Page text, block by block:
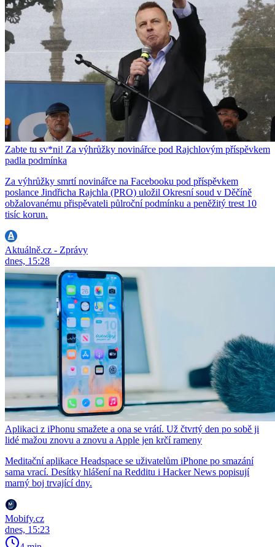
Zabte tu sv*ni! Za výhrůžky novinářce pod Rajchlovým příspěvkem
padla podmínka
Za výhrůžky smrtí novinářce na Facebooku pod příspěvkem
poslance Jindřicha Rajchla (PRO) uložil Okresní soud v Děčíně
obžalovanému přispěvateli půlroční podmínku a peněžitý trest 10
tisíc korun.
Aktuálně.cz - Zprávy
dnes, 15:28
Aplikaci z iPhonu smažete a ona se vrátí. Už čtvrtý den po sobě ji
lidé mažou znovu a znovu a Apple jen krčí rameny
Meditační aplikace Headspace se uživatelům iPhone po smazání
sama vrací. Desítky hlášení na Redditu i Hacker News popisují
marný boj trvající dny.
Mobify.cz
dnes, 15:23